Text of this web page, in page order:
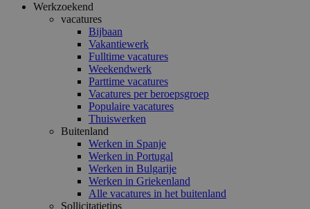
Werkzoekend
vacatures
Bijbaan
Vakantiewerk
Fulltime vacatures
Weekendwerk
Parttime vacatures
Vacatures per beroepsgroep
Populaire vacatures
Thuiswerken
Buitenland
Werken in Spanje
Werken in Portugal
Werken in Bulgarije
Werken in Griekenland
Alle vacatures in het buitenland
Sollicitatietips